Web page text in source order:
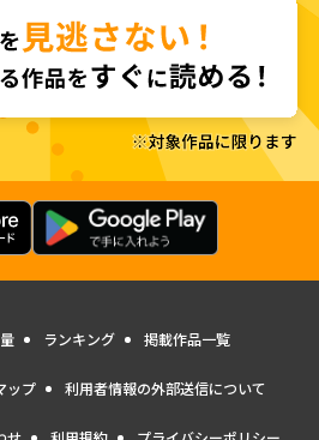
ランキング 掲載作品一覧
ップ 利用者情報の外部送信について